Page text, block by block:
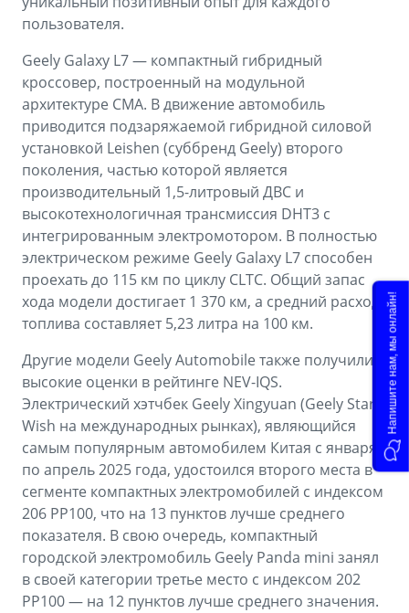
пользователя.
Geely Galaxy L7 — компактный гибридный
кроссовер, построенный на модульной
архитектуре CMA. В движение автомобиль
приводится подзаряжаемой гибридной силовой
установкой Leishen (суббренд Geely) второго
поколения, частью которой является
производительный 1,5-литровый ДВС и
высокотехнологичная трансмиссия DHT3 с
интегрированным электромотором. В полностью
электрическом режиме Geely Galaxy L7 способен
проехать до 115 км по циклу CLTC. Общий запас
хода модели достигает 1 370 км, а средний расход
топлива составляет 5,23 литра на 100 км.
Другие модели Geely Automobile также получили
высокие оценки в рейтинге NEV-IQS.
Электрический хэтчбек Geely Xingyuan (Geely Star
Wish на международных рынках), являющийся
самым популярным автомобилем Китая с января
по апрель 2025 года, удостоился второго места в
сегменте компактных электромобилей с индексом
206 PP100, что на 13 пунктов лучше среднего
показателя. В свою очередь, компактный
городской электромобиль Geely Panda mini занял
в своей категории третье место с индексом 202
PP100 — на 12 пунктов лучше среднего значения.
Напишите нам, мы онлайн!